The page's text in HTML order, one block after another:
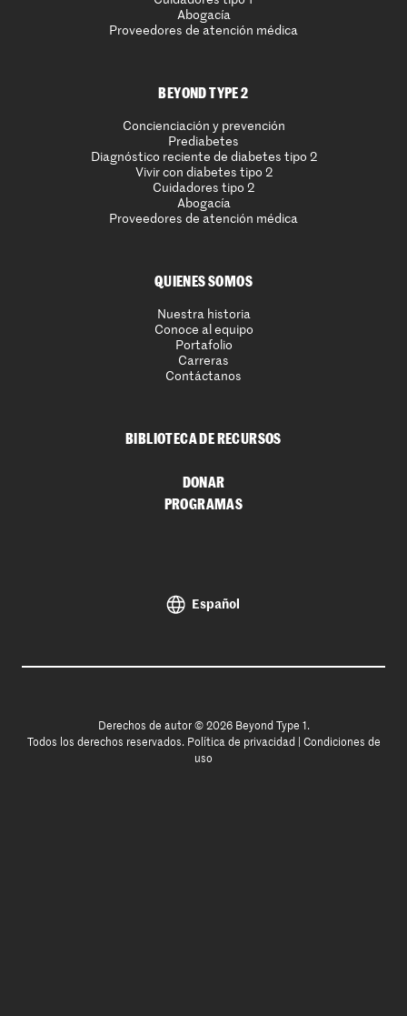
Abogacía
Proveedores de atención médica
BEYOND TYPE 2
Concienciación y prevención
Prediabetes
Diagnóstico reciente de diabetes tipo 2
Vivir con diabetes tipo 2
Cuidadores tipo 2
Abogacía
Proveedores de atención médica
QUIENES SOMOS
Nuestra historia
Conoce al equipo
Portafolio
Carreras
Contáctanos
BIBLIOTECA DE RECURSOS
DONAR
PROGRAMAS
Español
Derechos de autor © 2026 Beyond Type 1.
Todos los derechos reservados. Política de privacidad
Condiciones de
uso